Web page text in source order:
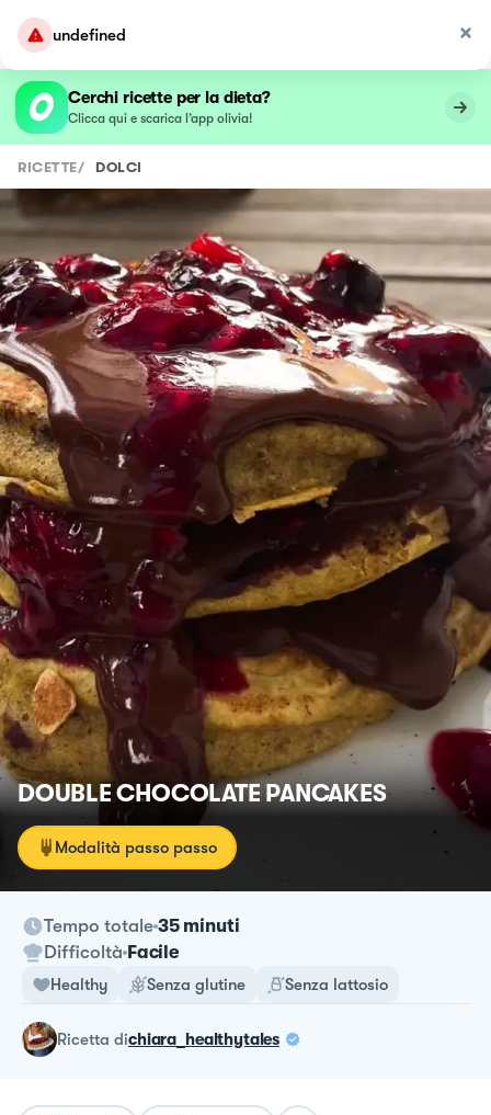
undefined
Cerchi ricette per la dieta?
Clicca qui e scarica l’app olivia!
RICETTE/ DOLCI
DOUBLE CHOCOLATE PANCAKES
Modalità passo passo
Tempo totale 35 minuti
Difficoltà Facile
Healthy Senza glutine Senza lattosio
ricetta dichiara_healthytales